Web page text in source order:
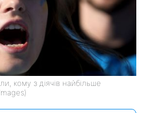
кому з діячів найбільше